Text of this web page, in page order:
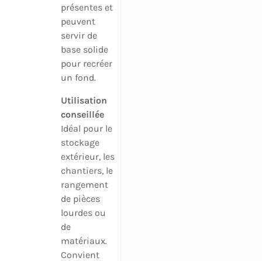
présentes et
peuvent
servir de
base solide
pour recréer
un fond.
Utilisation
conseillée
Idéal pour le
stockage
extérieur, les
chantiers, le
rangement
de pièces
lourdes ou
de
matériaux.
Convient